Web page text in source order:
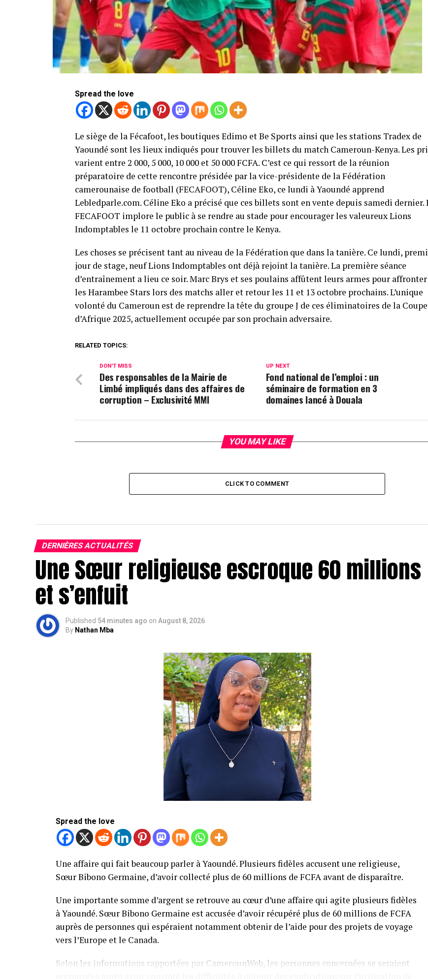
Spread the love
Le siège de la Fécafoot, les boutiques Edimo et Be Sports ainsi que les stations Tradex de
Yaoundé sont les lieux indiqués pour trouver les billets du match Cameroun-Kenya. Les
varient entre 2 000, 5 000, 10 000 et 50 000 FCFA. C’est ce qui ressort de la réunion
préparatoire de cette rencontre présidée par la vice-présidente de la Fédération
camerounaise de football (FECAFOOT), Céline Eko, ce lundi à Yaoundé apprend
Lebledparle.com. Céline Eko a précisé que ces billets sont en vente depuis samedi dernier.
FECAFOOT implore le public à se rendre au stade pour encourager les valeureux Lions
Indomptables le 11 octobre prochain contre le Kenya.
Les choses se précisent tant au niveau de la Fédération que dans la tanière. Ce lundi,
jour de stage, neuf Lions Indomptables ont déjà rejoint la tanière. La première séance
d’entraînement a lieu ce soir. Marc Brys et ses poulains affûtent leurs armes pour affronter
les Harambee Stars lors des matchs aller et retour les 11 et 13 octobre prochains. L’unique
volonté du Cameroun est de reprendre la tête du groupe J de ces éliminatoires de la Coupe
d’Afrique 2025, actuellement occupée par son prochain adversaire.
RELATED TOPICS:
UP NEXT
Fond national de l’emploi : un
séminaire de formation en 3
domaines lancé à Douala
DON'T MISS
Des responsables de la Mairie de
Limbé impliqués dans des affaires de
corruption – Exclusivité MMI
YOU MAY LIKE
CLICK TO COMMENT
DERNIÈRES ACTUALITÉS
Une Sœur religieuse escroque 60 millions
et s’enfuit
Published 54 minutes ago on August 8, 2026
By Nathan Mba
Spread the love
Une affaire qui fait beaucoup parler à Yaoundé. Plusieurs fidèles accusent une religieuse,
Sœur Bibono Germaine, d’avoir collecté plus de 60 millions de FCFA avant de disparaître.
Une importante somme d’argent se retrouve au cœur d’une affaire qui agite plusieurs fidèles
à Yaoundé. Sœur Bibono Germaine est accusée d’avoir récupéré plus de 60 millions de FCFA
auprès de personnes qui espéraient notamment obtenir de l’aide pour des projets de voyage
vers l’Europe et le Canada.
Selon les informations rapportées par CamerounWeb, les personnes concernées se seraient